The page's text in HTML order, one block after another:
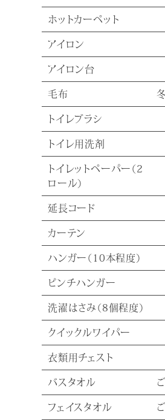
ホットカーペット
アイロン
アイロン台
毛布
トイレブラシ
トイレ用洗剤
トイレットペーパー（2
ロール）
延長コード
カーテン
ハンガー（10本程度）
ピンチハンガー
洗濯はさみ（8個程度）
クイックルワイパー
衣類用チェスト
バスタオル
フェイスタオル